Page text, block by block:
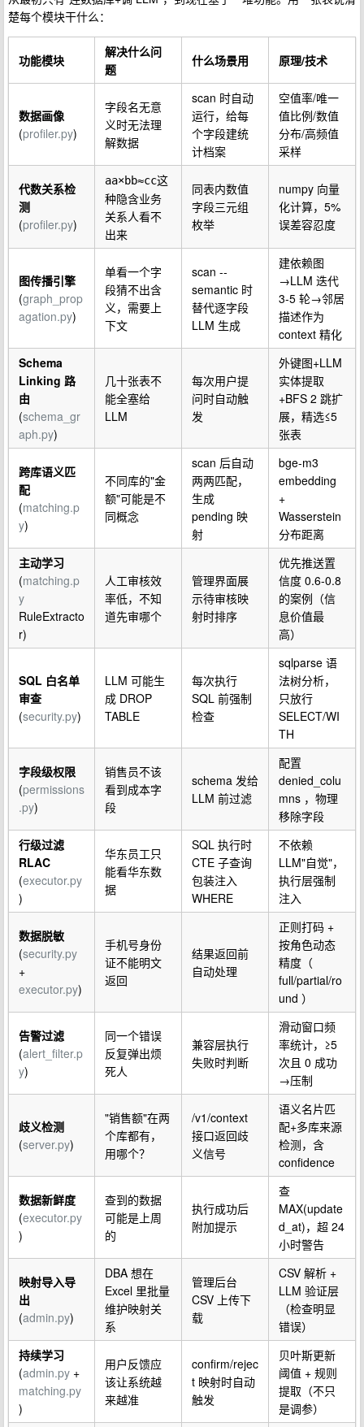
楚每个模块干什么：
功能模块
解决什么问
题
什么场景用 原理/技术
数据画像
(profiler.py)
字段名无意
义时无法理
解数据
scan 时自动
运行，给每
个字段建统
计档案
空值率/唯一
值比例/数值
分布/高频值
采样
代数关系检
测
(profiler.py)
aa×bb≈cc这
种隐含业务
关系人看不
出来
同表内数值
字段三元组
枚举
numpy 向量
化计算，5%
误差容忍度
图传播引擎
(graph_prop
agation.py)
单看一个字
段猜不出含
义，需要上
下文
scan --
semantic 时
替代逐字段
LLM 生成
建依赖图
→LLM 迭代
3-5 轮→邻居
描述作为
context 精化
Schema
Linking 路
由
(schema_gr
aph.py)
几十张表不
能全塞给
LLM
每次用户提
问时自动触
发
外键图+LLM
实体提取
+BFS 2 跳扩
展，精选≤5
张表
跨库语义匹
配
(matching.p
y)
不同库的"金
额"可能是不
同概念
scan 后自动
两两匹配，
生成
pending 映
射
bge-m3
embedding
+
Wasserstein
分布距离
主动学习
(matching.p
y
RuleExtracto
r)
人工审核效
率低，不知
道先审哪个
管理界面展
示待审核映
射时排序
优先推送置
信度 0.6-0.8
的案例（信
息价值最
高）
SQL 白名单
审查
(security.py)
LLM 可能生
成 DROP
TABLE
每次执行
SQL 前强制
检查
sqlparse 语
法树分析，
只放行
SELECT/WI
TH
字段级权限
(permissions
.py)
销售员不该
看到成本字
段
schema 发给
LLM 前过滤
配置
denied_colu
mns ，物理
移除字段
行级过滤
RLAC
(executor.py
)
华东员工只
能看华东数
据
SQL 执行时
CTE 子查询
包装注入
WHERE
不依赖
LLM"自觉"，
执行层强制
注入
数据脱敏
(security.py
+
executor.py)
手机号身份
证不能明文
返回
结果返回前
自动处理
正则打码 +
按角色动态
精度（
full/partial/ro
und ）
告警过滤
(alert_filter.p
y)
同一个错误
反复弹出烦
死人
兼容层执行
失败时判断
滑动窗口频
率统计，≥5
次且 0 成功
→压制
歧义检测
(server.py)
"销售额"在两
个库都有，
用哪个？
/v1/context
接口返回歧
义信号
语义名片匹
配+多库来源
检测，含
confidence
数据新鲜度
(executor.py
)
查到的数据
可能是上周
的
执行成功后
附加提示
查
MAX(update
d_at)，超 24
小时警告
映射导入导
出
(admin.py)
DBA 想在
Excel 里批量
维护映射关
系
管理后台
CSV 上传下
载
CSV 解析 +
LLM 验证层
（检查明显
错误）
持续学习
(admin.py +
matching.py
)
用户反馈应
该让系统越
来越准
confirm/rejec
t 映射时自动
触发
贝叶斯更新
阈值 + 规则
提取（不只
是调参）